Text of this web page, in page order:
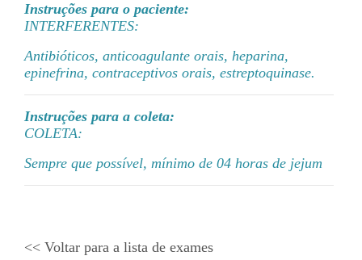
Instruções para o paciente:
INTERFERENTES:
Antibióticos, anticoagulante orais, heparina,
epinefrina, contraceptivos orais, estreptoquinase.
Instruções para a coleta:
COLETA:
Sempre que possível, mínimo de 04 horas de jejum
<< Voltar para a lista de exames